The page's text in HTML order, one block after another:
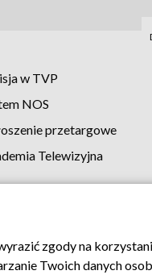
w TVP
NOS
przetargowe
Telewizyjna
TVP Polityka
zgody na
Twoich danych